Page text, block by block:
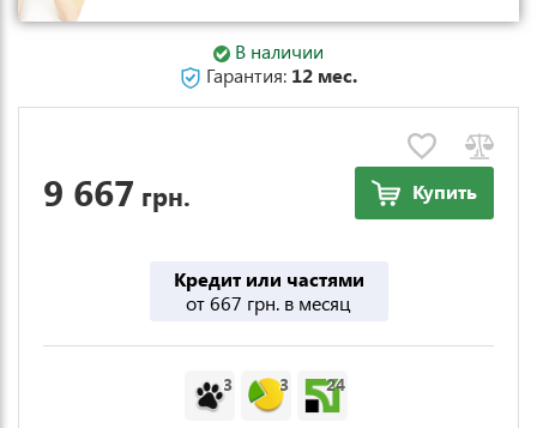
В наличии
Гарантия: 12 мес.
9 667 грн. Купить
Кредит или частями
от 667 грн. в месяц
3 3 24